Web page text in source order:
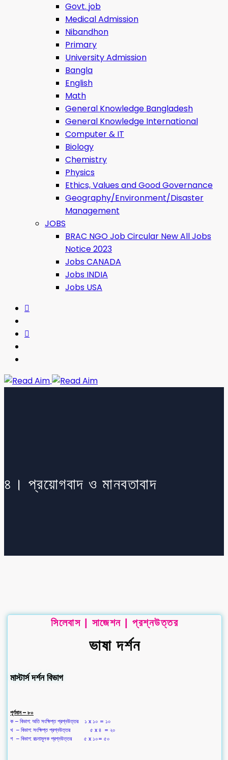
Govt. job
Medical Admission
Nibandhon
Primary
University Admission
Bangla
English
Math
General Knowledge Bangladesh
General Knowledge International
Computer & IT
Biology
Chemistry
Physics
Ethics, Values ​​and Good Governance
Geography/Environment/Disaster
Management
JOBS
BRAC NGO Job Circular New All Jobs
Notice 2023
Jobs CANADA
Jobs INDIA
Jobs USA
Read Aim
৪। প্রয়োগবাদ ও মানবতাবাদ
সিলেবাস | সাজেশন | প্রশ্নউত্তর
ভাষা দর্শন
মাস্টার্স দর্শন বিভাগ
পূর্ণমান – ৮০
ক – বিভাগ: অতি সংক্ষিপ্ত প্রশ্নউত্তর ১ x ১০ = ১০
খ – বিভাগ: সংক্ষিপ্ত প্রশ্নউত্তর ৫ x ৪ = ২০
গ – বিভাগ: রচনামূলক প্রশ্নউত্তর ৫ x ১০= ৫০